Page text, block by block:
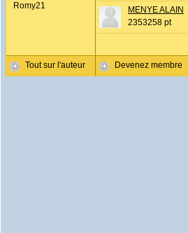
Romy21
Tout sur l'auteur
MENYE ALAIN
2353258 pt
Devenez membre